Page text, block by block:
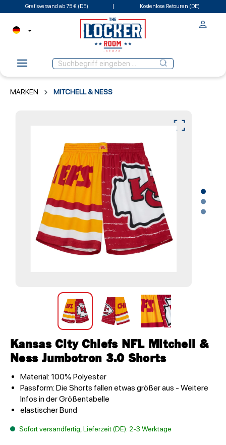
Gratisversand ab 75 € (DE) Kostenlose Retouren (DE)
MARKEN MITCHELL & NESS
Kansas City Chiefs NFL Mitchell &
Ness Jumbotron 3.0 Shorts
Material: 100% Polyester
Passform: Die Shorts fallen etwas größer aus - Weitere
Infos in der Größentabelle
elastischer Bund
Sofort versandfertig, Lieferzeit (DE): 2-3 Werktage